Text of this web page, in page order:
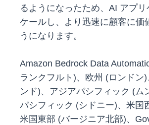
るようになったため、AI アプ
ケールし、より迅速に顧客に価
うになります。
Amazon Bedrock Data
ランクフルト)、欧州 (ロンドン
ンド)、アジアパシフィック (ム
パシフィック (シドニー)、米国
米国東部 (バージニア北部)、